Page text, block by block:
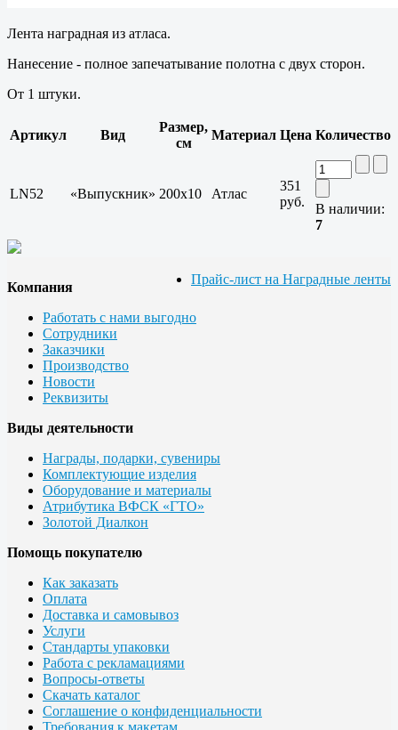
Лента наградная из атласа.
Нанесение - полное запечатывание полотна с двух сторон.
От 1 штуки.
Артикул Вид
Размер,
см
Материал Цена Количество
LN52 «Выпускник» 200х10 Атлас
351
руб.
В наличии:
7
Прайс-лист на Наградные ленты
Компания
Работать с нами выгодно
Сотрудники
Заказчики
Производство
Новости
Реквизиты
Виды деятельности
Награды, подарки, сувениры
Комплектующие изделия
Оборудование и материалы
Атрибутика ВФСК «ГТО»
Золотой Диалкон
Помощь покупателю
Как заказать
Оплата
Доставка и самовывоз
Услуги
Стандарты упаковки
Работа с рекламациями
Вопросы-ответы
Скачать каталог
Соглашение о конфиденциальности
Требования к макетам